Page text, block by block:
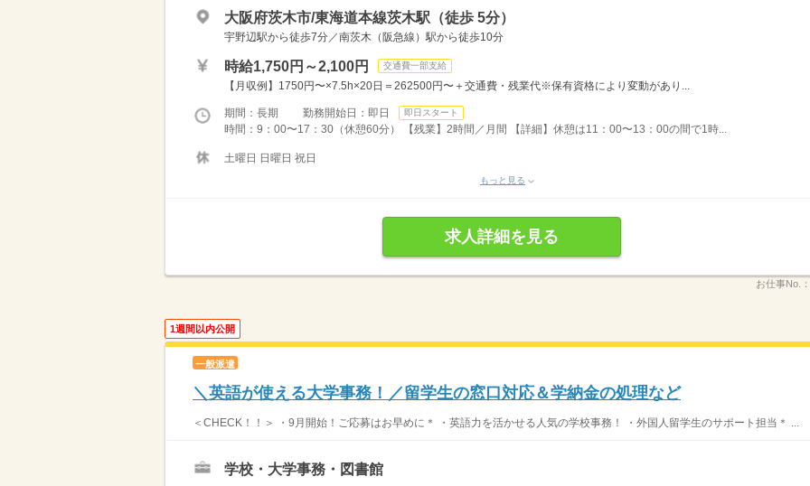
大阪府茨木市/東海道本線茨木駅（徒歩 5分）
宇野辺駅から徒歩7分／南茨木（阪急線）駅から徒歩10分
時給1,750円～2,100円 交通費一部支給
【月収例】1750円〜×7.5h×20日＝262500円〜＋交通費・残業代※保有資格により変動があり...
期間：長期 勤務開始日：即日 即日スタート
時間：9：00〜17：30（休憩60分） 【残業】2時間／月間 【詳細】休憩は11：00〜13：00の間で1時...
土曜日 日曜日 祝日
もっと見る
求人詳細を見る
お仕事No.：
1週間以内公開
一般派遣
＼英語が使える大学事務！／留学生の窓口対応＆学納金の処理など
＜CHECK！！＞ ・9月開始！ご応募はお早めに＊ ・英語力を活かせる人気の学校事務！ ・外国人留学生のサポート担当＊ ...
学校・大学事務・図書館